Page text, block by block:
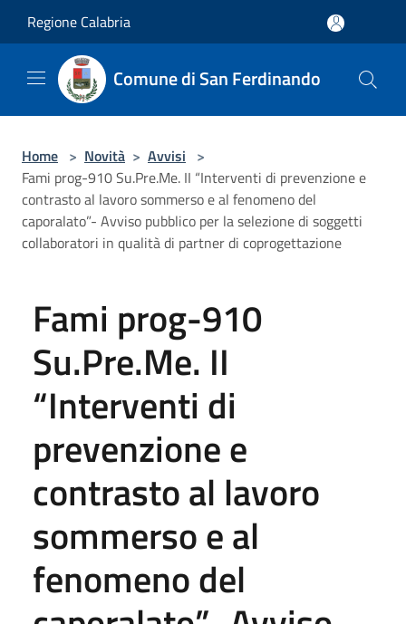
Regione Calabria
Comune di San Ferdinando
Home > Novità > Avvisi >
Fami prog-910 Su.Pre.Me. II “Interventi di prevenzione e
contrasto al lavoro sommerso e al fenomeno del
caporalato”- Avviso pubblico per la selezione di soggetti
collaboratori in qualità di partner di coprogettazione
Fami prog-910
Su.Pre.Me. II
“Interventi di
prevenzione e
contrasto al lavoro
sommerso e al
fenomeno del